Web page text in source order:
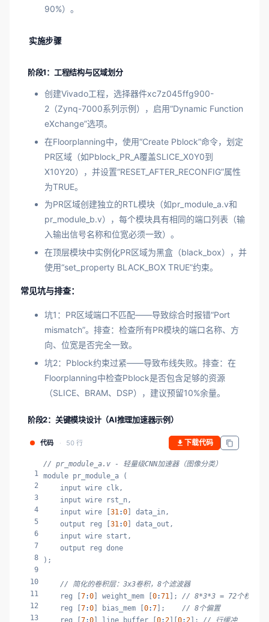
90%）。
实施步骤
阶段1：工程结构与区域划分
创建Vivado工程，选择器件xc7z045ffg900-
2（Zynq-7000系列示例），启用“Dynamic Function
eXchange”选项。
在Floorplanning中，使用“Create Pblock”命令，划定
PR区域（如Pblock_PR_A覆盖SLICE_X0Y0到
X10Y20），并设置“RESET_AFTER_RECONFIG”属性
为TRUE。
为PR区域创建独立的RTL模块（如pr_module_a.v和
pr_module_b.v），每个模块具有相同的端口列表（输
入输出信号名称和位宽必须一致）。
在顶层模块中实例化PR区域为黑盒（black_box），并
使用“set_property BLACK_BOX TRUE”约束。
常见坑与排查：
坑1：PR区域端口不匹配——导致综合时报错“Port
mismatch”。排查：检查所有PR模块的端口名称、方
向、位宽是否完全一致。
坑2：Pblock约束过紧——导致布线失败。排查：在
Floorplanning中检查Pblock是否包含足够的资源
（SLICE、BRAM、DSP），建议预留10%余量。
阶段2：关键模块设计（AI推理加速器示例）
代码 50 行 下载代码
1
2
3
4
5
6
7
8
9
10
11
12
13
// pr_module_a.v - 轻量级CNN加速器（图像分类）
module pr_module_a (
    input wire clk,
    input wire rst_n,
    input wire [
31:0 ] data_in,
    output reg [
31:0 ] data_out,
    input wire start,
    output reg done
);
// 简化的卷积层：3x3卷积，8个滤波器
    reg [
7:0 ] weight_mem [ 0:71 ]; // 8*3*3 = 72个权重
    reg [
7:0 ] bias_mem [ 0:7 ]; // 8个偏置